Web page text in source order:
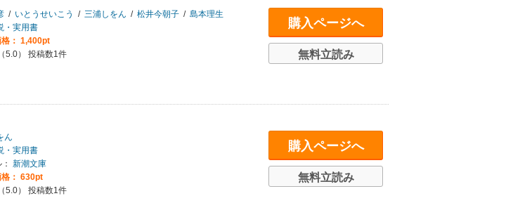
/ いとうせいこう / 三浦しをん / 松井今朝子 / 島本理生
・実用書
格： 1,400pt
（5.0） 投稿数1件
購入ページへ
無料立読み
ん
・実用書
新潮文庫
格： 630pt
（5.0） 投稿数1件
購入ページへ
無料立読み